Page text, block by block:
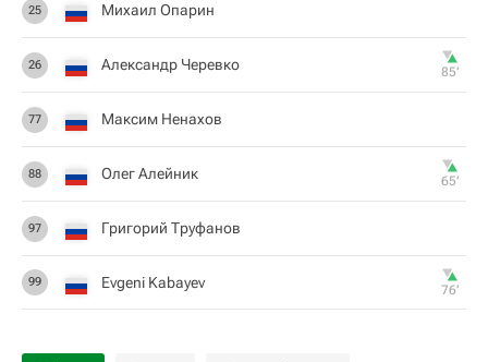
25 Михаил Опарин
26 Александр Черевко 85‎’‎
77 Максим Ненахов
88 Олег Алейник 65‎’‎
97 Григорий Труфанов
99 Evgeni Kabayev 76‎’‎